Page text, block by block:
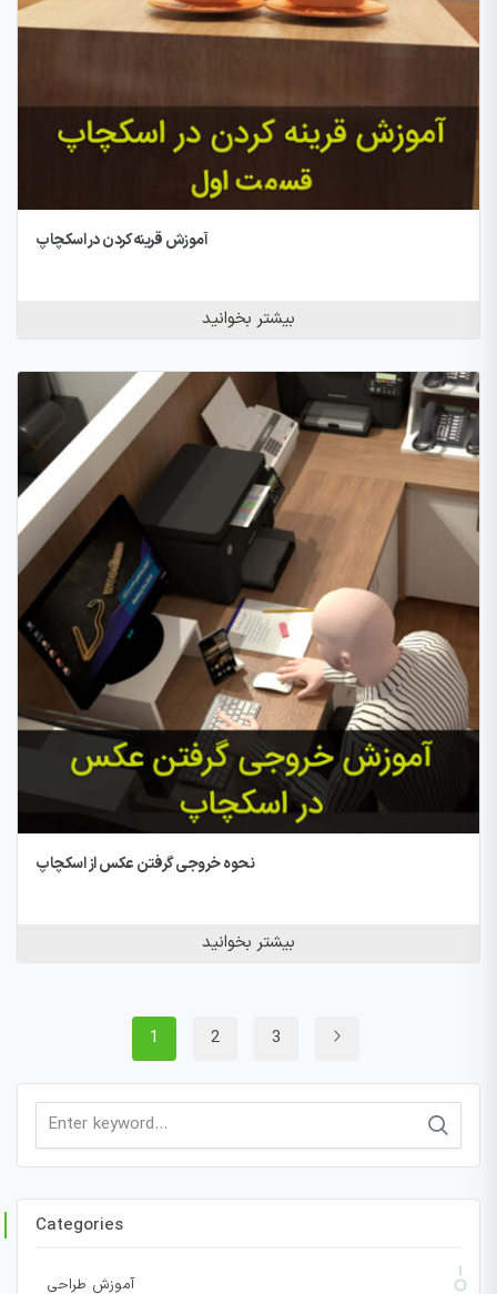
آموزش قرینه کردن در اسکچاپ
بیشتر بخوانید
نحوه خروجی گرفتن عکس از اسکچاپ
بیشتر بخوانید
1 2 3
Search
Categories
آموزش طراحی